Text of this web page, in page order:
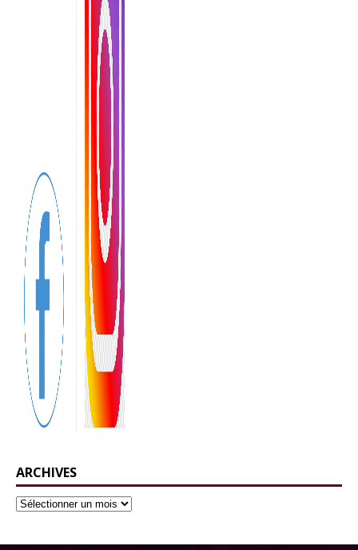
ARCHIVES